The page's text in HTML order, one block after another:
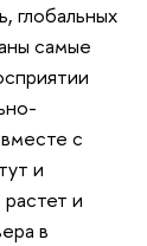
глобальных
самые
с
и
и
в